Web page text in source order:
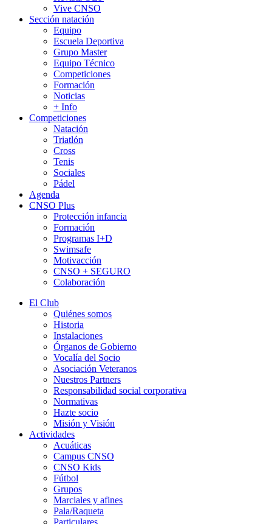
Vive CNSO
Sección natación
Equipo
Escuela Deportiva
Grupo Master
Equipo Técnico
Competiciones
Formación
Noticias
+ Info
Competiciones
Natación
Triatlón
Cross
Tenis
Sociales
Pádel
Agenda
CNSO Plus
Protección infancia
Formación
Programas I+D
Swimsafe
Motivacción
CNSO + SEGURO
Colaboración
El Club
Quiénes somos
Historia
Instalaciones
Órganos de Gobierno
Vocalía del Socio
Asociación Veteranos
Nuestros Partners
Responsabilidad social corporativa
Normativas
Hazte socio
Misión y Visión
Actividades
Acuáticas
Campus CNSO
CNSO Kids
Fútbol
Grupos
Marciales y afines
Pala/Raqueta
Particulares